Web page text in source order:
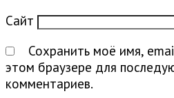
Сайт
Сохранить моё имя,
этом браузере для
комментариев.